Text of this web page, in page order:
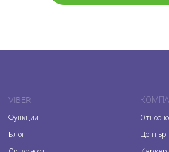
VIBER
Функции
Блог